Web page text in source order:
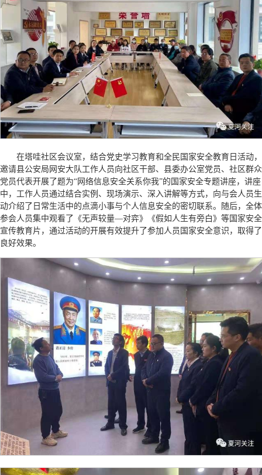
在塔哇社区会议室，结合党史学习教育和全民国家安全教育日活动，
邀请县公安局网安大队工作人员向社区干部、县委办公室党员、社区群众
党员代表开展了题为“网络信息安全关系你我”的国家安全专题讲座，讲座
中，工作人员通过结合实例、现场演示、深入讲解等方式，向与会人员生
动介绍了日常生活中的点滴小事与个人信息安全的密切联系。随后，全体
参会人员集中观看了《无声较量—对弈》《假如人生有旁白》等国家安全
宣传教育片，通过活动的开展有效提升了参加人员国家安全意识，取得了
良好效果。